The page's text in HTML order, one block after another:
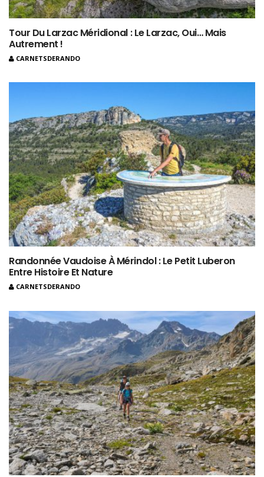
Tour Du Larzac Méridional : Le Larzac, Oui… Mais
Autrement !
CARNETSDERANDO
Randonnée Vaudoise À Mérindol : Le Petit Luberon
Entre Histoire Et Nature
CARNETSDERANDO